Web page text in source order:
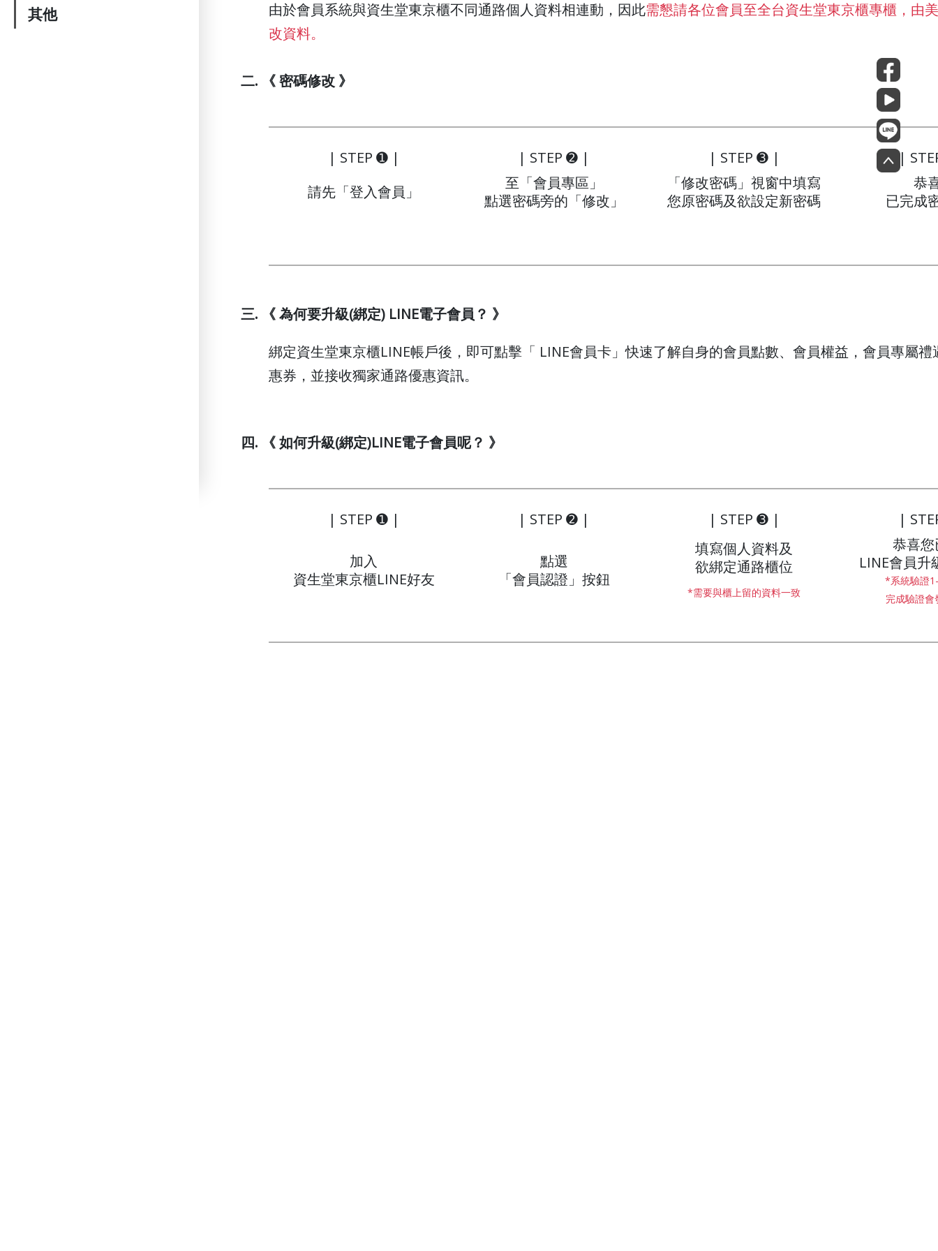
其他 由於會員系統與資生堂東京櫃不同通路個人資料相連動，因此需懇請各位會員至全台資生堂東京櫃專櫃，由
改資料。
二. 《 密碼修改 》
| STEP ➊ |
請先「登入會員」
| STEP ➋ |
至「會員專區」
點選密碼旁的「修改」
| STEP ➌ |
「修改密碼」視窗中填寫
您原密碼及欲設定新密碼
|
恭
已完成
三. 《 為何要升級(綁定) LINE電子會員？ 》
綁定資生堂東京櫃LINE帳戶後，即可點擊「 LINE會員卡」快速了解自身的會員點數、會員權益，會員專屬禮
惠券，並接收獨家通路優惠資訊。
四. 《 如何升級(綁定)LINE電子會員呢？ 》
| STEP ➊ |
加入
資生堂東京櫃LINE好友
| STEP ➋ |
點選
「會員認證」按鈕
| STEP ➌ |
填寫個人資料及
欲綁定通路櫃位
*需要與櫃上留的資料一致
|
恭喜
LINE會員升
*系統驗證
完成驗證會